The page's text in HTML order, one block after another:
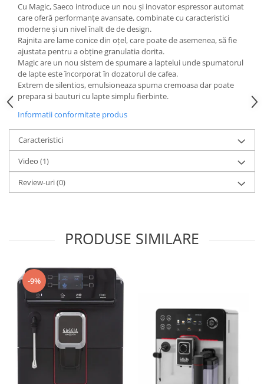
Cu Magic, Saeco introduce un nou și inovator espressor automat
care oferă performanțe avansate, combinate cu caracteristici
moderne și un nivel înalt de de design.
Rajnita are lame conice din oțel, care poate de asemenea, să fie
ajustata pentru a obține granulatia dorita.
Magic are un nou sistem de spumare a laptelui unde spumatorul
de lapte este încorporat în dozatorul de cafea.
Extrem de silentios, emulsioneaza spuma cremoasa dar poate
prepara si bauturi cu lapte simplu fierbinte.
Informatii conformitate produs
Caracteristici
Video (1)
Review-uri(0)
PRODUSE SIMILARE
-9%